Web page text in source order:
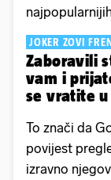
JOKER ZOVI
Zaboravili
vam i
se vratite u
To znači da
povijest
izravno